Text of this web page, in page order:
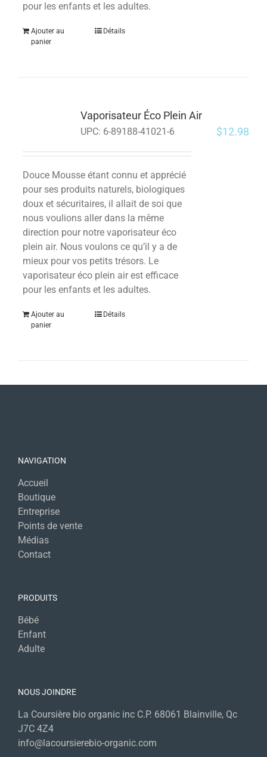
pour les enfants et les adultes.
Ajouter au
panier
Détails
Vaporisateur Éco Plein Air
UPC: 6-89188-41021-6 $12.98
Douce Mousse étant connu et apprécié
pour ses produits naturels, biologiques
doux et sécuritaires, il allait de soi que
nous voulions aller dans la même
direction pour notre vaporisateur éco
plein air. Nous voulons ce qu’il y a de
mieux pour vos petits trésors. Le
vaporisateur éco plein air est efficace
pour les enfants et les adultes.
Ajouter au
panier
Détails
NAVIGATION
Accueil
Boutique
Entreprise
Points de vente
Médias
Contact
PRODUITS
Bébé
Enfant
Adulte
NOUS JOINDRE
La Coursière bio organic inc C.P. 68061 Blainville, Qc
J7C 4Z4
info@lacoursierebio-organic.com